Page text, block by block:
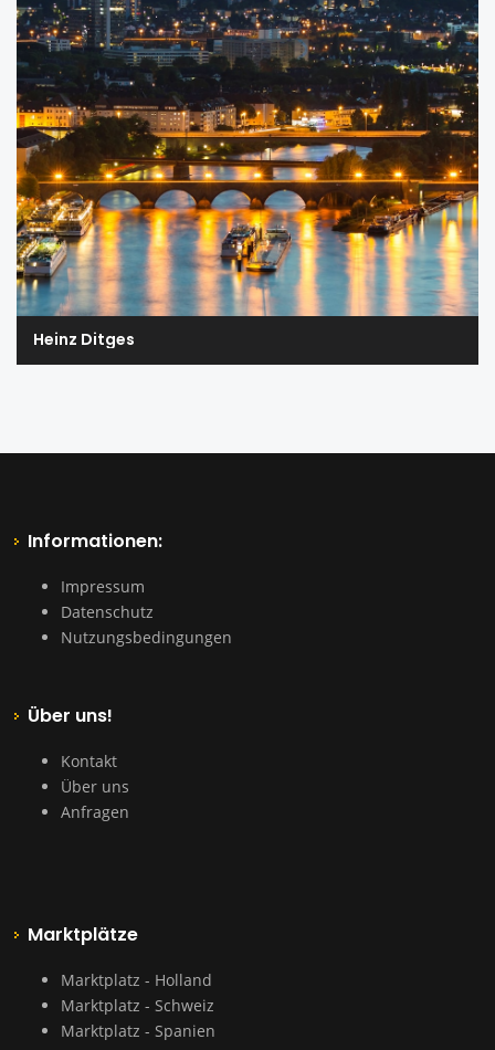
Heinz Ditges
Informationen:
Impressum
Datenschutz
Nutzungsbedingungen
Über uns!
Kontakt
Über uns
Anfragen
Marktplätze
Marktplatz - Holland
Marktplatz - Schweiz
Marktplatz - Spanien